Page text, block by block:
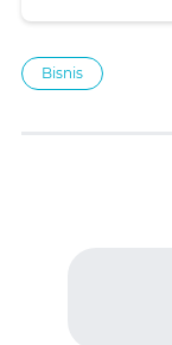
Bisnis